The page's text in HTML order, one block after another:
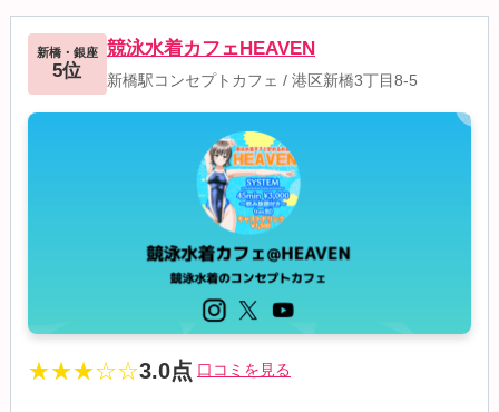
新橋・銀座
5位
競泳水着カフェHEAVEN
新橋駅コンセプトカフェ / 港区新橋3丁目8-5
★★★☆☆3.0点 口コミを見る